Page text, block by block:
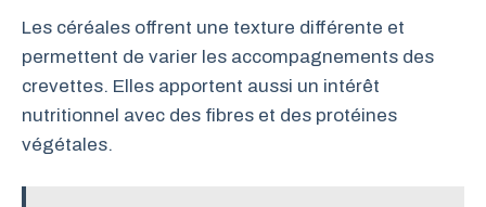
Les céréales offrent une texture différente et
permettent de varier les accompagnements des
crevettes. Elles apportent aussi un intérêt
nutritionnel avec des fibres et des protéines
végétales.